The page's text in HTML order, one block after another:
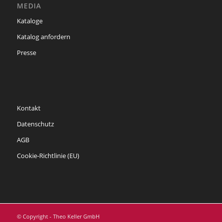
MEDIA
Kataloge
Katalog anfordern
Presse
Kontakt
Datenschutz
AGB
Cookie-Richtlinie (EU)
© Copyright - Theo Keller GmbH